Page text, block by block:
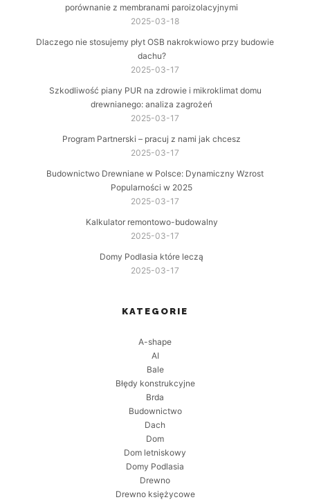
porównanie z membranami paroizolacyjnymi
2025-03-18
Dlaczego nie stosujemy płyt OSB nakrokwiowo przy budowie
dachu?
2025-03-17
Szkodliwość piany PUR na zdrowie i mikroklimat domu
drewnianego: analiza zagrożeń
2025-03-17
Program Partnerski – pracuj z nami jak chcesz
2025-03-17
Budownictwo Drewniane w Polsce: Dynamiczny Wzrost
Popularności w 2025
2025-03-17
Kalkulator remontowo-budowalny
2025-03-17
Domy Podlasia które leczą
2025-03-17
KATEGORIE
A-shape
AI
Bale
Błędy konstrukcyjne
Brda
Budownictwo
Dach
Dom
Dom letniskowy
Domy Podlasia
Drewno
Drewno księżycowe